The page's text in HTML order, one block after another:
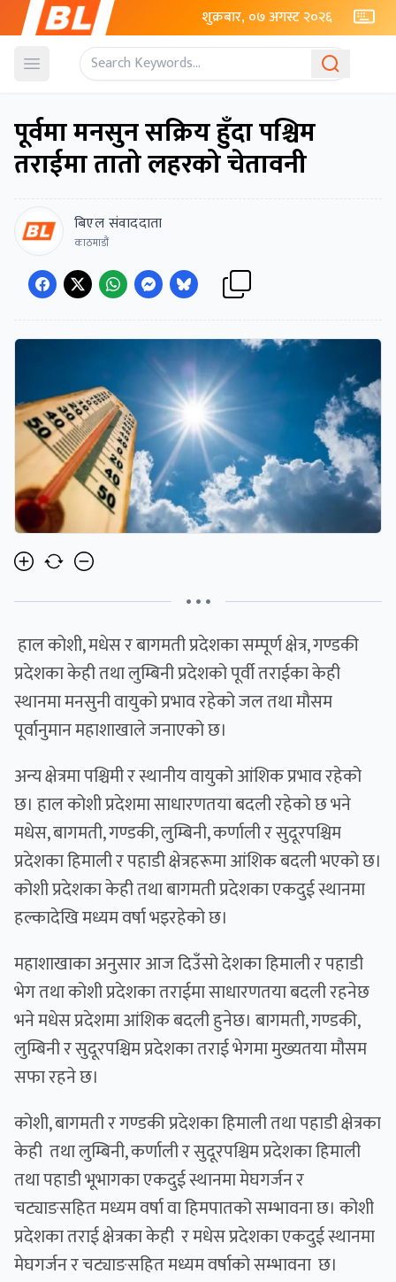
शुक्रबार, ०७ अगस्ट २०२६
Open menu
पूर्वमा मनसुन सक्रिय हुँदा पश्चिम
तराईमा तातो लहरको चेतावनी
बिएल संवाददाता
काठमाडौं
• • •
हाल कोशी, मधेस र बागमती प्रदेशका सम्पूर्ण क्षेत्र, गण्डकी
प्रदेशका केही तथा लुम्बिनी प्रदेशको पूर्वी तराईका केही
स्थानमा मनसुनी वायुको प्रभाव रहेको जल तथा मौसम
पूर्वानुमान महाशाखाले जनाएको छ।
अन्य क्षेत्रमा पश्चिमी र स्थानीय वायुको आंशिक प्रभाव रहेको
छ। हाल कोशी प्रदेशमा साधारणतया बदली रहेको छ भने
मधेस, बागमती, गण्डकी, लुम्बिनी, कर्णाली र सुदूरपश्चिम
प्रदेशका हिमाली र पहाडी क्षेत्रहरूमा आंशिक बदली भएको छ।
कोशी प्रदेशका केही तथा बागमती प्रदेशका एकदुई स्थानमा
हल्कादेखि मध्यम वर्षा भइरहेको छ।
महाशाखाका अनुसार आज दिउँसो देशका हिमाली र पहाडी
भेग तथा कोशी प्रदेशका तराईमा साधारणतया बदली रहनेछ
भने मधेस प्रदेशमा आंशिक बदली हुनेछ। बागमती, गण्डकी,
लुम्बिनी र सुदूरपश्चिम प्रदेशका तराई भेगमा मुख्यतया मौसम
सफा रहने छ।
कोशी, बागमती र गण्डकी प्रदेशका हिमाली तथा पहाडी क्षेत्रका
केही तथा लुम्बिनी, कर्णाली र सुदूरपश्चिम प्रदेशका हिमाली
तथा पहाडी भूभागका एकदुई स्थानमा मेघगर्जन र
चट्याङसहित मध्यम वर्षा वा हिमपातको सम्भावना छ। कोशी
प्रदेशका तराई क्षेत्रका केही र मधेस प्रदेशका एकदुई स्थानमा
मेघगर्जन र चट्याङसहित मध्यम वर्षाको सम्भावना छ।